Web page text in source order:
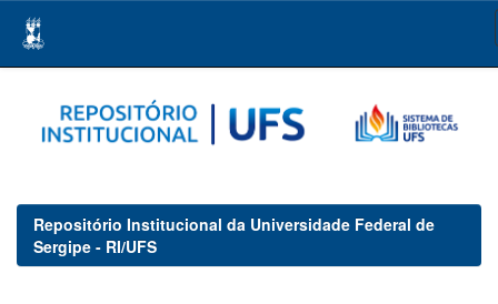
navigation
Repositório Institucional da Universidade Federal de
Sergipe - RI/UFS